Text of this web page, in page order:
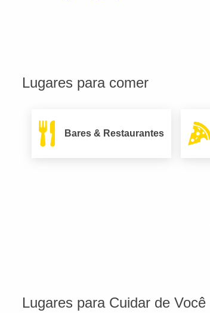
Lugares para comer
Bares & Restaurantes
Lugares para Cuidar de Você